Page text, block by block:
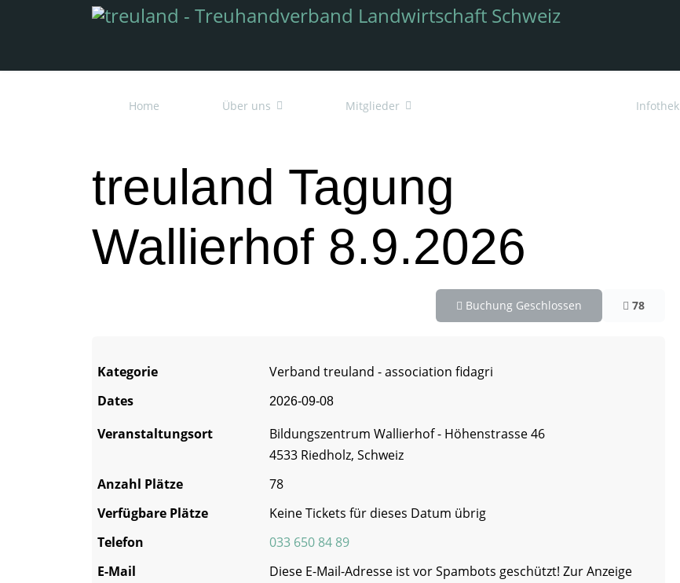
Home Über uns Mitglieder Infothek
treuland Tagung
Wallierhof 8.9.2026
Buchung Geschlossen 78
Kategorie
Verband treuland - association fidagri
Dates
2026-09-08
Veranstaltungsort
Bildungszentrum Wallierhof - Höhenstrasse 46
4533 Riedholz, Schweiz
Anzahl Plätze
78
Verfügbare Plätze
Keine Tickets für dieses Datum übrig
Telefon
033 650 84 89
E-Mail
Diese E-Mail-Adresse ist vor Spambots geschützt! Zur Anzeige